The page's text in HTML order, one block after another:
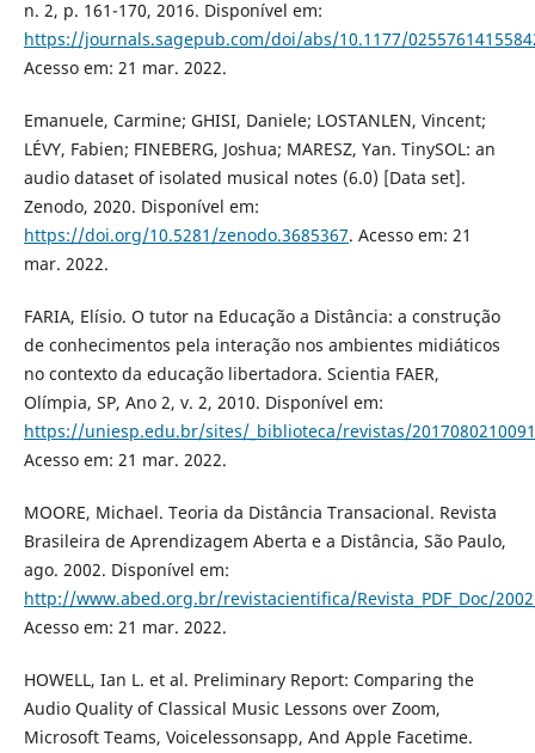
n. 2, p. 161-170, 2016. Disponível em:
https://journals.sagepub.com/doi/abs/10.1177/
Acesso em: 21 mar. 2022.
Emanuele, Carmine; GHISI, Daniele; LOSTANLEN, Vincent;
LÉVY, Fabien; FINEBERG, Joshua; MARESZ, Yan. TinySOL: an
audio dataset of isolated musical notes (6.0) [Data set].
Zenodo, 2020. Disponível em:
https://doi.org/10.5281/zenodo.3685367. Acesso em: 21
mar. 2022.
FARIA, Elísio. O tutor na Educação a Distância: a construção
de conhecimentos pela interação nos ambientes midiáticos
no contexto da educação libertadora. Scientia FAER,
Olímpia, SP, Ano 2, v. 2, 2010. Disponível em:
https://uniesp.edu.br/sites/_biblioteca/revistas/
Acesso em: 21 mar. 2022.
MOORE, Michael. Teoria da Distância Transacional. Revista
Brasileira de Aprendizagem Aberta e a Distância, São Paulo,
ago. 2002. Disponível em:
http://www.abed.org.br/revistacientifica/Revista_PDF_Doc/
Acesso em: 21 mar. 2022.
HOWELL, Ian L. et al. Preliminary Report: Comparing the
Audio Quality of Classical Music Lessons over Zoom,
Microsoft Teams, Voicelessonsapp, And Apple Facetime.